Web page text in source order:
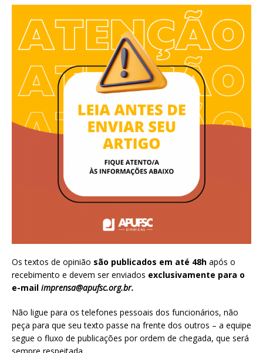
Os textos de opinião são publicados em até 48h após o
recebimento e devem ser enviados exclusivamente para o
e-mail imprensa@apufsc.org.br.
Não ligue para os telefones pessoais dos funcionários, não
peça para que seu texto passe na frente dos outros – a equipe
segue o fluxo de publicações por ordem de chegada, que será